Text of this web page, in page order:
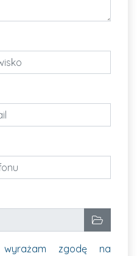
które chcesz wysłać. Pole
Wybierz
wyrażam zgodę na